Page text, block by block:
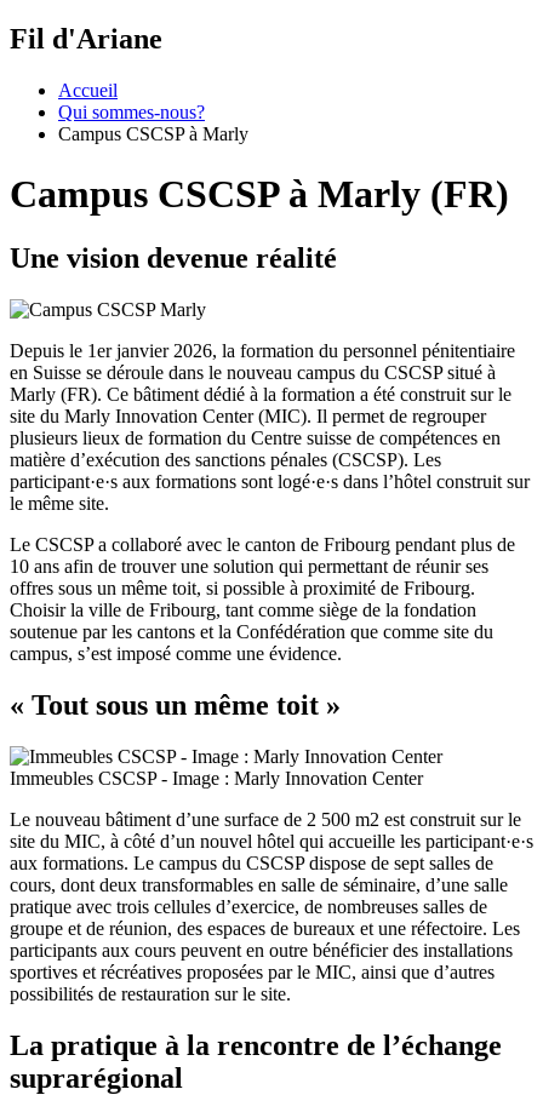
Fil d'Ariane
Accueil
Qui sommes-nous?
Campus CSCSP à Marly
Campus CSCSP à Marly (FR)
Une vision devenue réalité
Depuis le 1er janvier 2026, la formation du personnel pénitentiaire
en Suisse se déroule dans le nouveau campus du CSCSP situé à
Marly (FR). Ce bâtiment dédié à la formation a été construit sur le
site du Marly Innovation Center (MIC). Il permet de regrouper
plusieurs lieux de formation du Centre suisse de compétences en
matière d’exécution des sanctions pénales (CSCSP). Les
participant·e·s aux formations sont logé·e·s dans l’hôtel construit sur
le même site.
Le CSCSP a collaboré avec le canton de Fribourg pendant plus de
10 ans afin de trouver une solution qui permettant de réunir ses
offres sous un même toit, si possible à proximité de Fribourg.
Choisir la ville de Fribourg, tant comme siège de la fondation
soutenue par les cantons et la Confédération que comme site du
campus, s’est imposé comme une évidence.
« Tout sous un même toit »
Immeubles CSCSP - Image : Marly Innovation Center
Le nouveau bâtiment d’une surface de 2 500 m2 est construit sur le
site du MIC, à côté d’un nouvel hôtel qui accueille les participant·e·s
aux formations. Le campus du CSCSP dispose de sept salles de
cours, dont deux transformables en salle de séminaire, d’une salle
pratique avec trois cellules d’exercice, de nombreuses salles de
groupe et de réunion, des espaces de bureaux et une réfectoire. Les
participants aux cours peuvent en outre bénéficier des installations
sportives et récréatives proposées par le MIC, ainsi que d’autres
possibilités de restauration sur le site.
La pratique à la rencontre de l’échange
suprarégional